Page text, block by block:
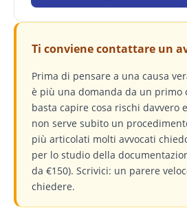
Ti conviene contattare un
Prima di pensare a una causa
è più una domanda da un primo
basta capire cosa rischi davvero
non serve subito un
più articolati molti avvocati
per lo studio della
da €150). Scrivici: un parere
chiedere.